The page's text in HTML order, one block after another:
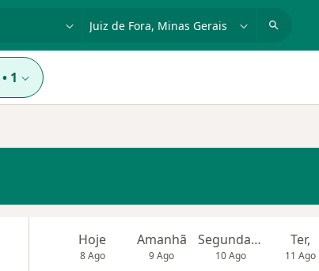
• 1
Hoje
8 Ago
Amanhã
9 Ago
Segunda-feira
10 Ago
Ter,
11 Ago